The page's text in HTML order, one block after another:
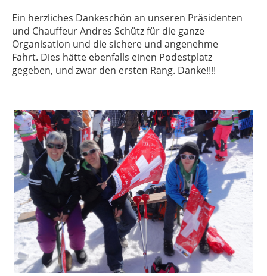
Ein herzliches Dankeschön an unseren Präsidenten
und Chauffeur Andres Schütz für die ganze
Organisation und die sichere und angenehme
Fahrt. Dies hätte ebenfalls einen Podestplatz
gegeben, und zwar den ersten Rang. Danke!!!!